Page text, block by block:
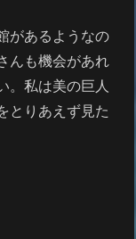
があるようなの
んも機会があれ
。私は美の巨人
とりあえず見た